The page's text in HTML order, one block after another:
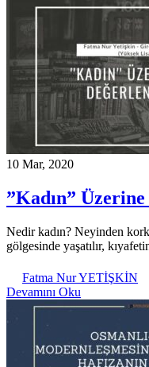
10 Mar, 2020
”Kadın”
Nedir kadın? Neyinden
gölgesinde yaşatılır,
Fatma Nur YETİŞKİN
Devamını Oku